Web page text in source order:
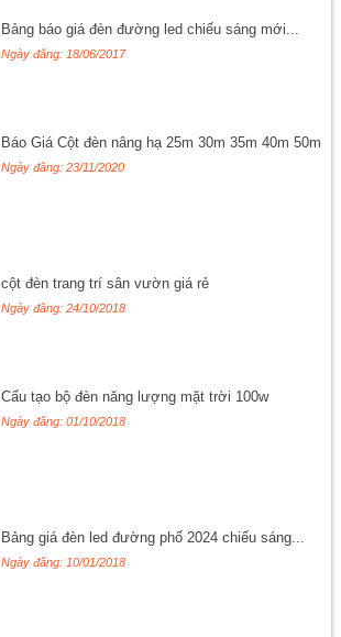
Bảng báo giá đèn đường led chiếu sáng mới...
Ngày đăng: 18/06/2017
Báo Giá Cột đèn nâng hạ 25m 30m 35m 40m 50m
Ngày đăng: 23/11/2020
cột đèn trang trí sân vườn giá rẻ
Ngày đăng: 24/10/2018
Cấu tạo bộ đèn năng lượng mặt trời 100w
Ngày đăng: 01/10/2018
Bảng giá đèn led đường phố 2024 chiếu sáng...
Ngày đăng: 10/01/2018